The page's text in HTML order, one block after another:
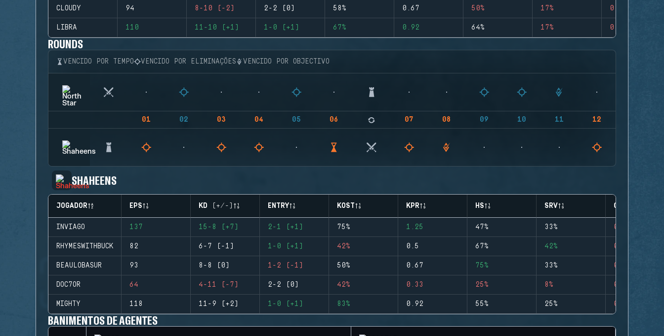
CLOUDY 94 8-10 (-2) 2-2 (0) 58% 0.67 50% 17% 0
LIBRA 110 11-10 (+1) 1-0 (+1) 67% 0.92 64% 17% 0
ROUNDS
VENCIDO POR TEMPO VENCIDO POR ELIMINAÇÕES VENCIDO POR OBJECTIVO
01 02 03 04 05 06 07 08 09 10 11 12
SHAHEENS
JOGADOR EPS KD (+/-) ENTRY KOST KPR HS SRV CLUTCHES
INVIAGO 137 15-8 (+7) 2-1 (+1) 75% 1.25 47% 33% 0
RHYMESWITHBUCK 82 6-7 (-1) 1-0 (+1) 42% 0.5 67% 42% 0
BEAULOBASUR 93 8-8 (0) 1-2 (-1) 50% 0.67 75% 33% 0
DOC7OR 64 4-11 (-7) 2-2 (0) 42% 0.33 25% 8% 0
MIGHTY 118 11-9 (+2) 1-0 (+1) 83% 0.92 55% 25% 0
BANIMENTOS DE AGENTES